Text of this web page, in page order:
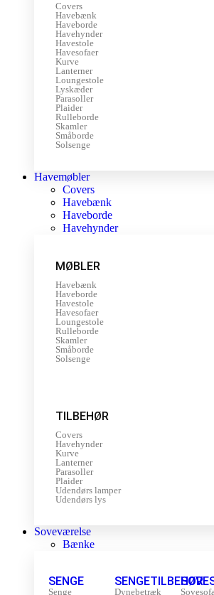
Covers
Havebænk
Haveborde
Havehynder
Havestole
Havesofaer
Kurve
Lanterner
Loungestole
Lyskæder
Parasoller
Plaider
Rulleborde
Skamler
Småborde
Solsenge
Havemøbler
Covers
Havebænk
Haveborde
Havehynder
MØBLER
Havebænk
Haveborde
Havestole
Havesofaer
Loungestole
Rulleborde
Skamler
Småborde
Solsenge
TILBEHØR
Covers
Havehynder
Kurve
Lanterner
Parasoller
Plaider
Udendørs lamper
Udendørs lys
Soveværelse
Bænke
SENGE
Senge
SENGETILBEHØR
Dynebetræk